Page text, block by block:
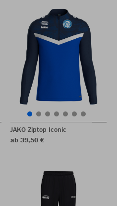
JAKO Ziptop Iconic
ab 39,50 €